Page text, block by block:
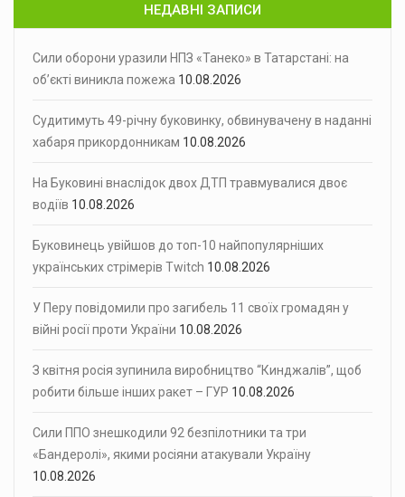
НЕДАВНІ ЗАПИСИ
Сили оборони уразили НПЗ «Танеко» в Татарстані: на
об’єкті виникла пожежа 10.08.2026
Судитимуть 49-річну буковинку, обвинувачену в наданні
хабаря прикордонникам 10.08.2026
На Буковині внаслідок двох ДТП травмувалися двоє
водіїв 10.08.2026
Буковинець увійшов до топ-10 найпопулярніших
українських стрімерів Twitch 10.08.2026
У Перу повідомили про загибель 11 своїх громадян у
війні росії проти України 10.08.2026
З квітня росія зупинила виробництво “Кинджалів”, щоб
робити більше інших ракет – ГУР 10.08.2026
Сили ППО знешкодили 92 безпілотники та три
«Бандеролі», якими росіяни атакували Україну
10.08.2026